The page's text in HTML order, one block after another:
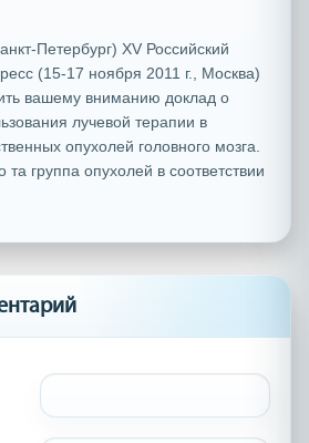
Петербург) XV Российский
(15-17 ноября 2011 г., Москва)
вашему вниманию доклад о
лучевой терапии в
опухолей головного мозга.
та группа опухолей в соответствии